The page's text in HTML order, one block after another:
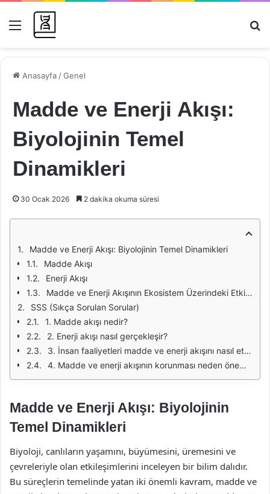
Menü
Anasayfa /Genel
Madde ve Enerji Akışı:
Biyolojinin Temel
Dinamikleri
30 Ocak 2026 2 dakika okuma süresi
Madde ve Enerji Akışı: Biyolojinin Temel Dinamikleri
Madde Akışı
Enerji Akışı
Madde ve Enerji Akışının Ekosistem Üzerindeki Etkileri
SSS (Sıkça Sorulan Sorular)
1. Madde akışı nedir?
2. Enerji akışı nasıl gerçekleşir?
3. İnsan faaliyetleri madde ve enerji akışını nasıl etkiler?
4. Madde ve enerji akışının korunması neden önemlidir?
Madde ve Enerji Akışı: Biyolojinin
Temel Dinamikleri
Biyoloji, canlıların yaşamını, büyümesini, üremesini ve
çevreleriyle olan etkileşimlerini inceleyen bir bilim dalıdır.
Bu süreçlerin temelinde yatan iki önemli kavram, madde ve